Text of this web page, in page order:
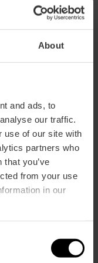
About
and ads, to
our traffic.
use of our site with
partners who
you’ve
from your use
in our